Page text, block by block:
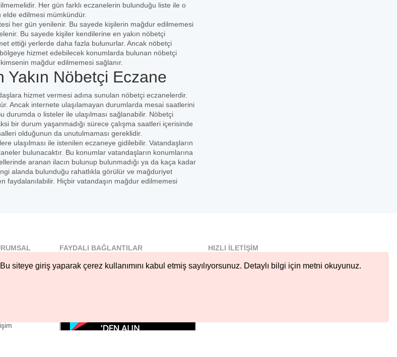
siteye giriş yaparak çerez kullanımını kabul etmiş sayılıyorsunuz. Detaylı bilgi için metni okuyunuz.
Her gün farklı eczanelerin bulunduğu liste ile o
elde edilmesi mümkündür.
her gün yenilenir. Bu sayede kişilerin mağdur edilmemesi
Bu sayede kişiler kendilerine en yakın nöbetçi
ettiği yerlerde daha fazla bulunurlar. Ancak nöbetçi
hizmet edebilecek konumlarda bulunan nöbetçi
mağdur edilmemesi sağlanır.
Nöbetçi Eczane
hizmet vermesi adına sunulan nöbetçi eczanelerdir.
Ancak internete ulaşılamayan durumlarda mesai saatlerini
durumda o listeler ile ulaşılması sağlanabilir. Nöbetçi
bir durum yaşanmadığı sürece çalışma saatleri içerisinde
olduğunun da unutulmaması gereklidir.
ulaşılması ile istenilen eczaneye gidilebilir. Vatandaşların
bulunacaktır. Bu konumlar vatandaşların konumlarına
aranan ilacın bulunup bulunmadığı ya da kaça kadar
alanda bulunduğu rahatlıkla görülür ve mağduriyet
faydalanılabilir. Hiçbir vatandaşın mağdur edilmemesi
FAYDALI BAĞLANTILAR
HIZLI İLETIŞIM